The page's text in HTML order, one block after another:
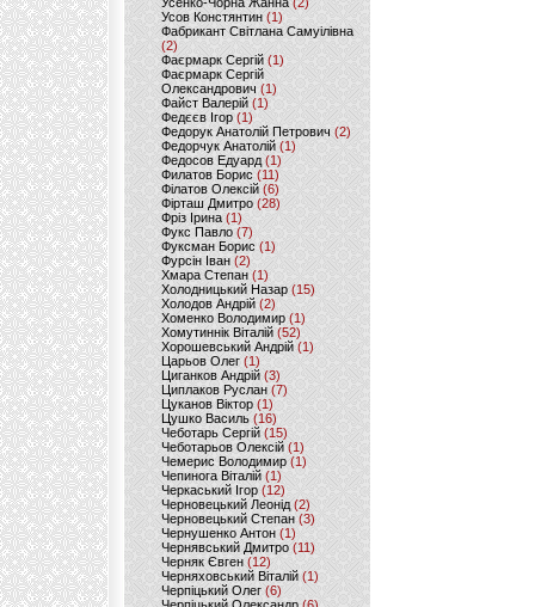
Усов Констянтин(1)
Фабрикант Світлана Самуілівна
(2)
Фаєрмарк Сергій(1)
Фаєрмарк Сергій
Олександрович (1)
Файст Валерій(1)
Федєєв Ігор (1)
Федорук Анатолій Петрович (2)
Федорчук Анатолій (1)
Федосов Едуард (1)
Филатов Борис (11)
Філатов Олексій (6)
Фірташ Дмитро (28)
Фріз Ірина (1)
Фукс Павло (7)
Фуксман Борис (1)
Фурсін Іван (2)
Хмара Степан(1)
Холодницький Назар(15)
Холодов Андрій (2)
Хоменко Володимир (1)
Хомутиннік Віталій (52)
Хорошевський Андрій (1)
Царьов Олег (1)
Циганков Андрій (3)
Циплаков Руслан(7)
Цуканов Віктор (1)
Цушко Василь (16)
Чеботарь Сергій (15)
Чеботарьов Олексій (1)
Чемерис Володимир (1)
Чепинога Віталій (1)
Черкаський Ігор (12)
Черновецький Леонід(2)
Черновецький Степан (3)
Чернушенко Антон (1)
Чернявський Дмитро(11)
Черняк Євген(12)
Черняховський Віталій (1)
Черпіцький Олег (6)